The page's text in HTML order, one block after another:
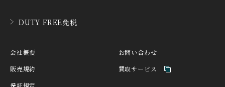
DANIEL ROTH
DUBEY&SCHALDENBR E.C.W
ー・ウォッチ
DUTY FREE免税
会社概要
販売規約
お問い合わせ
買取サービス